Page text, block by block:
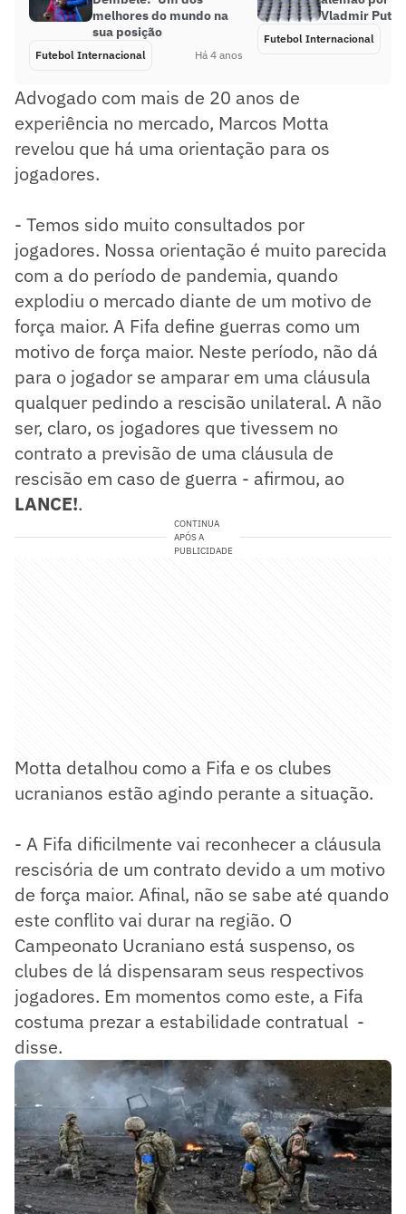
melhores do mundo na
sua posição
Futebol Internacional Há 4 anos
Vladmir Putin
Futebol Internacional
Advogado com mais de 20 anos de
experiência no mercado, Marcos Motta
revelou que há uma orientação para os
jogadores.
- Temos sido muito consultados por
jogadores. Nossa orientação é muito parecida
com a do período de pandemia, quando
explodiu o mercado diante de um motivo de
força maior. A Fifa define guerras como um
motivo de força maior. Neste período, não dá
para o jogador se amparar em uma cláusula
qualquer pedindo a rescisão unilateral. A não
ser, claro, os jogadores que tivessem no
contrato a previsão de uma cláusula de
rescisão em caso de guerra - afirmou, ao
LANCE!.
CONTINUA
APÓS A
PUBLICIDADE
Motta detalhou como a Fifa e os clubes
ucranianos estão agindo perante a situação.
- A Fifa dificilmente vai reconhecer a cláusula
rescisória de um contrato devido a um motivo
de força maior. Afinal, não se sabe até quando
este conflito vai durar na região. O
Campeonato Ucraniano está suspenso, os
clubes de lá dispensaram seus respectivos
jogadores. Em momentos como este, a Fifa
costuma prezar a estabilidade contratual -
disse.